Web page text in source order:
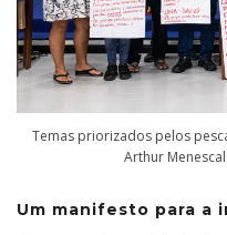
Temas priorizados pelos
Arthur
Um manifesto para a